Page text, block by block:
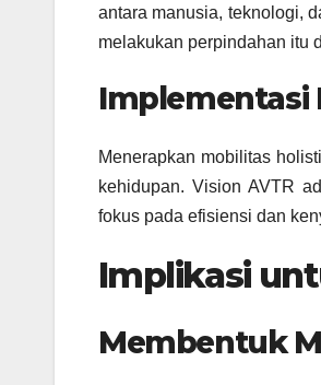
antara manusia, teknologi,
melakukan perpindahan itu
Implementasi
Menerapkan mobilitas
kehidupan. Vision AVTR
fokus pada efisiensi dan
Implikasi
Membentuk